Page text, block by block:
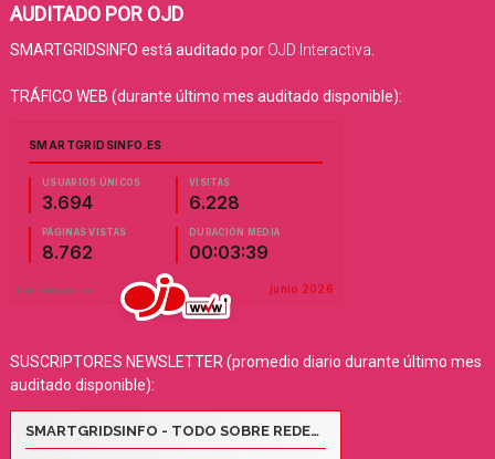
AUDITADO POR OJD
SMARTGRIDSINFO está auditado por OJD Interactiva
TRÁFICO WEB (durante último mes auditado disponible):
SUSCRIPTORES NEWSLETTER (promedio diario durante último mes
auditado disponible):